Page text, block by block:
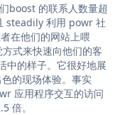
boost 的联系人数量超
steadily 利用 powr 社
在他们的网站上喂
式来快速向他们的客
中的样子。它很好地展
的现场体验。事实
应用程序交互的访问
倍。